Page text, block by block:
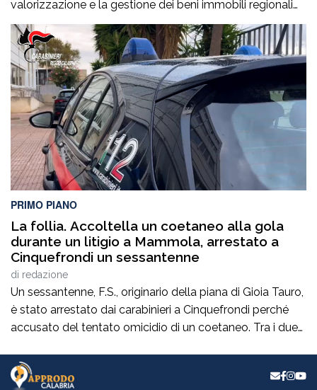
valorizzazione e la gestione dei beni immobili regionali
affidati a Ferrovie della Calabria S.r.l.. Tra i Consiglieri
Regionali proponenti Giuseppe Mattiani, particolarmente
soddisfatto per il risultato raggiunto:“Con la Mozione
approvata dal Consiglio Regionale abbiamo impegnato
la Giunta Regionale ad effettuare una […]
PRIMO PIANO
La follia. Accoltella un coetaneo alla gola
durante un litigio a Mammola, arrestato a
Cinquefrondi un sessantenne
di redazione
Un sessantenne, F.S., originario della piana di Gioia Tauro,
è stato arrestato dai carabinieri a Cinquefrondi perché
accusato del tentato omicidio di un coetaneo. Tra i due
nella locride. F.S ha colpito il rivale con un coltello alla
gola ed è fuggito. La vittima è stata soccorsa […]